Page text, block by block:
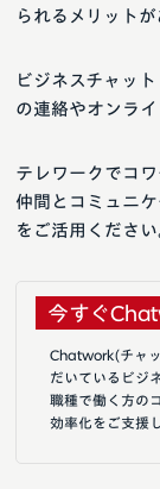
られるメリットが
ビジネスチャッ
の連絡やオンラ
テレワークでコ
仲間とコミュニ
をご活用ください
今すぐ
Chatwork(チャ
だいているビジ
職種で働く方の
効率化をご支援